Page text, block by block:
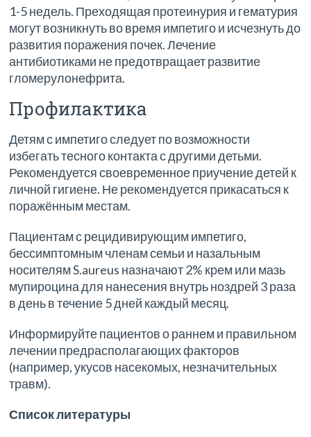
1-5 недель. Преходящая протеинурия и гематурия
могут возникнуть во время импетиго и исчезнуть до
развития поражения почек. Лечение
антибиотиками не предотвращает развитие
гломерулонефрита.
Профилактика
Детям с импетиго следует по возможности
избегать тесного контакта с другими детьми.
Рекомендуется своевременное приучение детей к
личной гигиене. Не рекомендуется прикасаться к
поражённым местам.
Пациентам с рецидивирующим импетиго,
бессимптомным членам семьи и назальным
носителям S.aureus назначают 2% крем или мазь
мупироцина для нанесения внутрь ноздрей 3 раза
в день в течение 5 дней каждый месяц.
Информируйте пациентов о раннем и правильном
лечении предрасполагающих факторов
(например, укусов насекомых, незначительных
травм).
Список литературы